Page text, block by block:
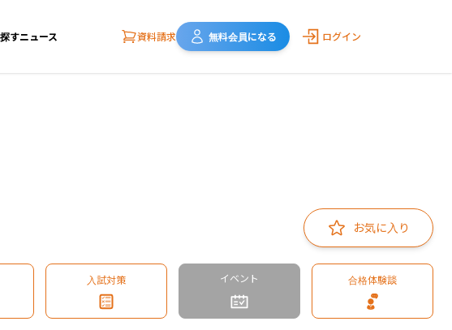
すニュース 資料請求 無料会員になる ログイン
お気に入り
入試対策 イベント 合格体験談